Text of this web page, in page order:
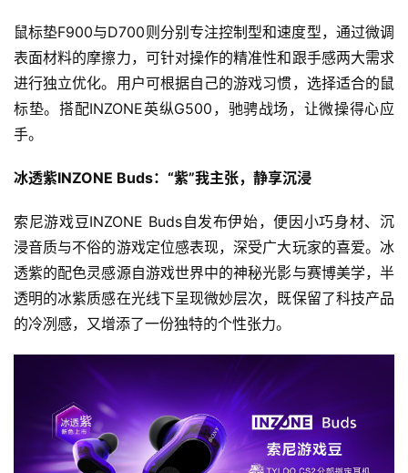
鼠标垫F900与D700则分别专注控制型和速度型，通过微调
表面材料的摩擦力，可针对操作的精准性和跟手感两大需求
进行独立优化。用户可根据自己的游戏习惯，选择适合的鼠
标垫。搭配INZONE英纵G500，驰骋战场，让微操得心应
手。
冰透紫INZONE Buds： “紫”我主张， 静享沉浸
索尼游戏豆INZONE Buds自发布伊始，便因小巧身材、沉
浸音质与不俗的游戏定位感表现，深受广大玩家的喜爱。冰
透紫的配色灵感源自游戏世界中的神秘光影与赛博美学，半
透明的冰紫质感在光线下呈现微妙层次，既保留了科技产品
的冷冽感，又增添了一份独特的个性张力。